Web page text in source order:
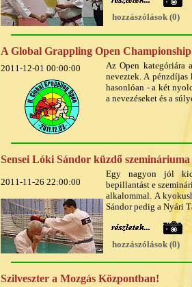
hozzászólások (0)
A Global Grappling Open Championship
2011-12-01 00:00:00
Az Open kategóriára
neveztek. A pénzdíjas
hasonlóan - a két
a nevezéseket és a
Sensei Lóki Sándor küzdő szemináriuma
2011-11-26 22:00:00
Egy nagyon jól
bepillantást e
alkalommal. A
Sándor pedig a Nyári
hozzászólások (0)
Szilveszter a Mozgás Központban!